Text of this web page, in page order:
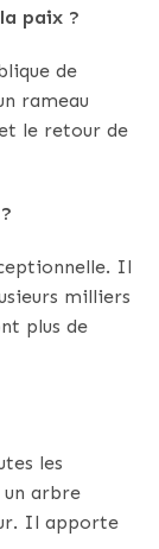
paix ?
de
rameau
le retour de
Il
milliers
plus de
les
arbre
Il apporte